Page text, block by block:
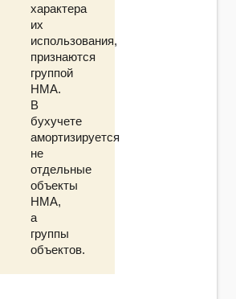
характера
их
использования,
признаются
группой
НМА.
В
бухучете
амортизируется
не
отдельные
объекты
НМА,
а
группы
объектов.